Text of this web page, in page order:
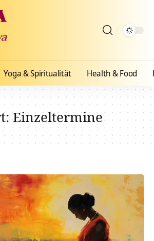
Yoga & Spiritualität Health & Food
Einzeltermine